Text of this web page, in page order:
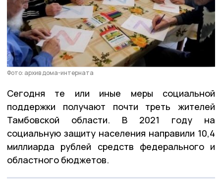
Фото: архив дома-интерната
Сегодня те или иные меры социальной
поддержки получают почти треть жителей
Тамбовской области. В 2021 году на
социальную защиту населения направили 10,4
миллиарда рублей средств федерального и
областного бюджетов.